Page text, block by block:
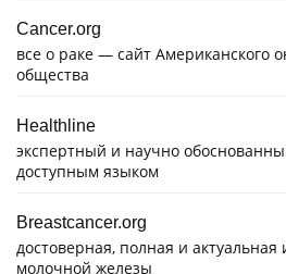
Cancer.org
все о раке — сайт Американского
общества
Healthline
экспертный и научно
доступным языком
Breastcancer.org
достоверная, полная и
молочной железы